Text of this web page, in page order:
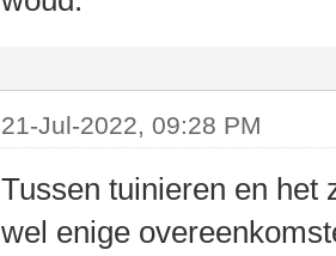
21-Jul-2022, 09:28 PM
Tussen tuinieren en het
wel enige